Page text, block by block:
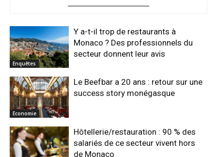
Enquêtes
Y a-t-il trop de restaurants à
Monaco ? Des professionnels du
secteur donnent leur avis
Economie
Le Beefbar a 20 ans : retour sur une
success story monégasque
Hôtellerie/restauration : 90 % des
salariés de ce secteur vivent hors
de Monaco